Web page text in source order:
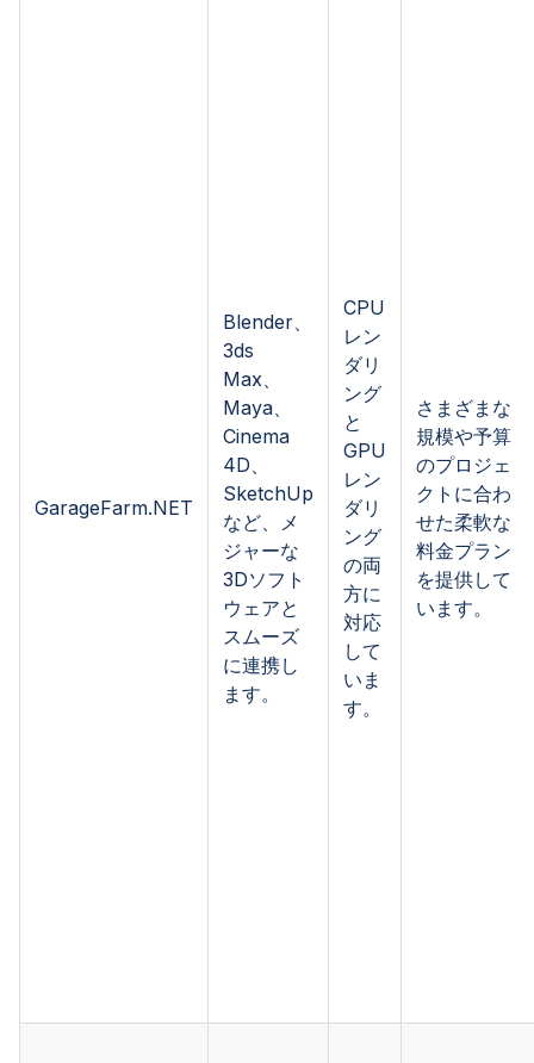
GarageFarm.NET
Blender、
3ds
Max、
Maya、
Cinema
4D、
SketchUp
など、メ
ジャーな
3Dソフト
ウェアと
スムーズ
に連携し
ます。
CPU
レン
ダリ
ング
と
GPU
レン
ダリ
ング
の両
方に
対応
して
いま
す。
さまざまな
規模や予算
のプロジェ
クトに合わ
せた柔軟な
料金プラン
を提供して
います。